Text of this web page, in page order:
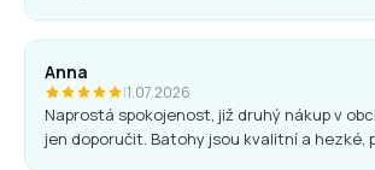
Anna
|1.07.2026
Naprostá spokojenost, již druhý nákup v
jen doporučit. Batohy jsou kvalitní a hezké,